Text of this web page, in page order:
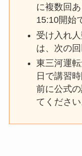
に複数回
15:10開始
受け入れ
は、次の
東三河運
日で講習
前に公式
てください